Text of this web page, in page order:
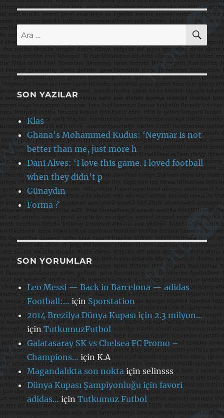
Ara:
SON YAZILAR
Klas
Ghana’s Mohammed Kudus: ‘Neymar is not
better than me, just more h
Dani Alves: ‘I love this game. I loved football
when they didn’t p
Günaydın
Forma ?
SON YORUMLAR
Leo Messi — Back in Barcelona — adidas
Football:…içinSporstation
2014 Brezilya Dünya Kupası için 2.3 milyon…
içinTutkumuzFutbol
Galatasaray SK vs Chelsea FC Promo –
Champions… içinK.A
Magandalıkta son noktaiçinselinsss
Dünya Kupası Şampiyonluğu için favori
adidas…içinTutkumuz Futbol